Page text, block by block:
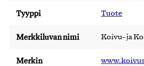
Tyyppi Tuote
Merkkiluvan nimi Koivu- ja
Merkin